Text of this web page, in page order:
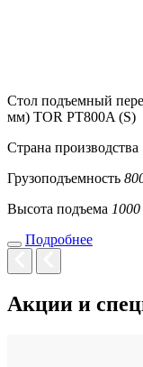
Стол подъемный
мм) TOR PT800A (S)
Страна производства
Грузоподъемность
Высота подъема
Подробнее
Акции и